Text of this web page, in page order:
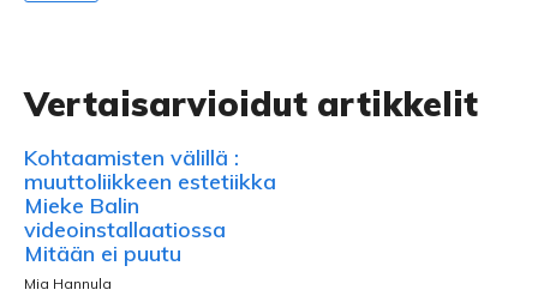
Vertaisarvioidut artikkelit
Kohtaamisten välillä :
muuttoliikkeen estetiikka
Mieke Balin
videoinstallaatiossa
Mitään ei puutu
Mia Hannula